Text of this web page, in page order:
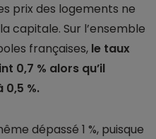
prix des logements ne
capitale. Sur l’ensemble
françaises, le taux
0,7 % alors qu’il
%.
dépassé 1 %, puisque